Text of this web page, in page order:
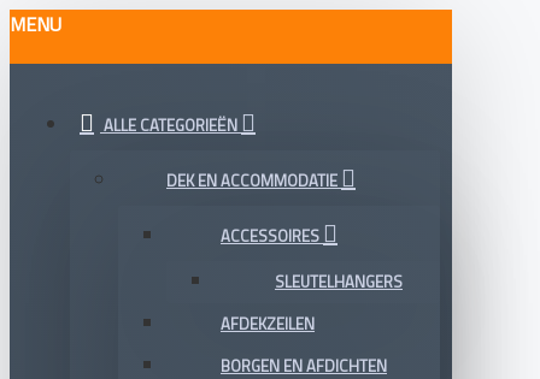
Van
Gent
Watersport
MENU
ALLE CATEGORIEËN
DEK EN ACCOMMODATIE
ACCESSOIRES
SLEUTELHANGERS
AFDEKZEILEN
BORGEN EN AFDICHTEN